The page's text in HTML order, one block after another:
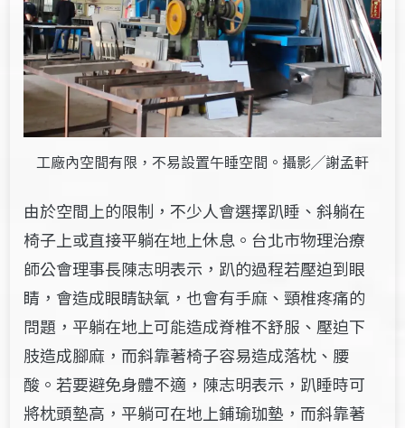
工廠內空間有限，不易設置午睡空間。攝影╱謝孟軒
由於空間上的限制，不少人會選擇趴睡、斜躺在
椅子上或直接平躺在地上休息。台北市物理治療
師公會理事長陳志明表示，趴的過程若壓迫到眼
睛，會造成眼睛缺氧 ，也會有手麻 、 頸椎疼痛的
問題，平躺在地上可能造成脊椎不舒服、壓迫下
肢造成腳麻，而斜靠著椅子容易造成落枕、腰
酸。若要避免身體不適，陳志明表示，趴睡時可
將枕頭墊高，平躺可在地上鋪瑜珈墊，而斜靠著